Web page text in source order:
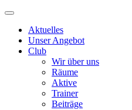
Aktuelles
Unser Angebot
Club
Wir über uns
Räume
Aktive
Trainer
Beiträge